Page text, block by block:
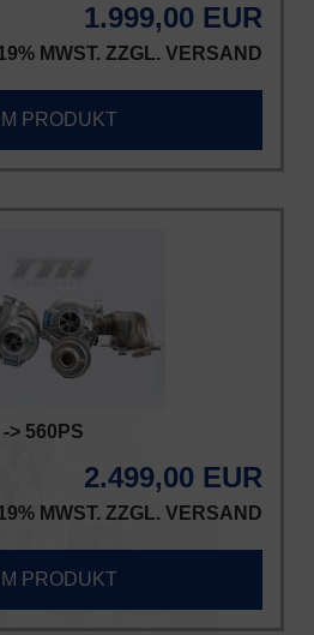
1.999,00 EUR
MWST. ZZGL. VERSAND
PRODUKT
> 560PS
2.499,00 EUR
MWST. ZZGL. VERSAND
PRODUKT